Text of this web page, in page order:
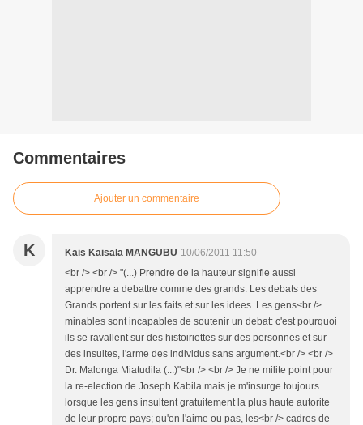
Commentaires
Ajouter un commentaire
K Kais Kaisala MANGUBU 10/06/2011 11:50
<br /> <br /> "(...) Prendre de la hauteur signifie aussi
apprendre a debattre comme des grands. Les debats des
Grands portent sur les faits et sur les idees. Les gens<br />
minables sont incapables de soutenir un debat: c'est pourquoi
ils se ravallent sur des histoiriettes sur des personnes et sur
des insultes, l'arme des individus sans argument.<br /> <br />
Dr. Malonga Miatudila (...)"<br /> <br /> Je ne milite point pour
la re-election de Joseph Kabila mais je m'insurge toujours
lorsque les gens insultent gratuitement la plus haute autorite
de leur propre pays; qu'on l'aime ou pas, les<br /> cadres de